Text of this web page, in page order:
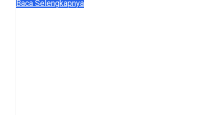
Baca Selengkapnya